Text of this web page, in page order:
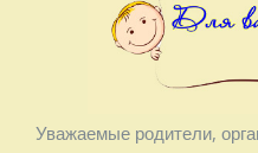
Уважаемые родители,